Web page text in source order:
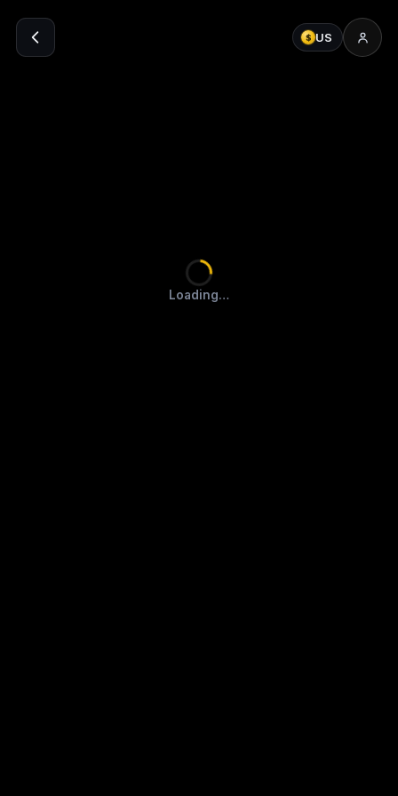
$ US
Loading…